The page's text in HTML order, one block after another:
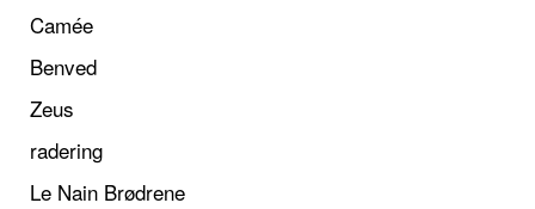
Camée
Benved
Zeus
radering
Le Nain Brødrene